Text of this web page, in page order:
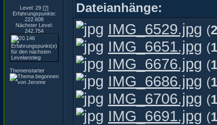
Level: 29 [?]
Erfahrungspunkte:
222.608
Nächster Level:
242.754
Themenstarter
Dateianhänge:
IMG_6529.jpg (
IMG_6651.jpg (
IMG_6676.jpg (
IMG_6686.jpg (
IMG_6706.jpg (
IMG_6691.jpg (